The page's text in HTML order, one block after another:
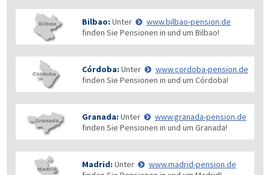
Bilbao: Unter
www.bilbao-pension.de
finden Sie Pensionen in und um Bilbao!
Córdoba: Unter
www.cordoba-pension.de
finden Sie Pensionen in und um Córdoba!
Granada: Unter
www.granada-pension.de
finden Sie Pensionen in und um Granada!
Madrid: Unter
www.madrid-pension.de